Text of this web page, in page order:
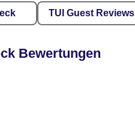
TUI Guest Reviews
Bewertungen